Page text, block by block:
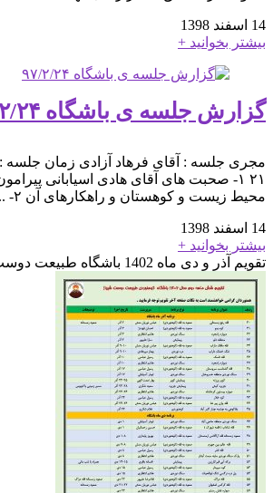
14 اسفند 1398
بیشتر بخوانید +
گزارش جلسه ی باشگاه ۹۷/۲/۲۴
۲۱ ۱- صحبت های آقای هادی اسیابانی
محیط زیست و کوهستان و راهکارهای آن ۲- ...
14 اسفند 1398
بیشتر بخوانید +
تقویم آذر و دی ماه 1402 باشگاه طبیعت دوست شیراز